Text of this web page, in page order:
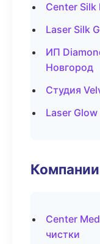
Center
Laser Silk
ИП
Новгород
Студия
Laser
Center
чистки